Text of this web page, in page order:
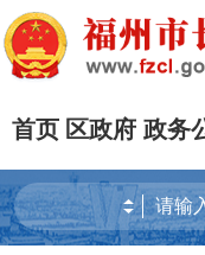
首页 区政府 政务